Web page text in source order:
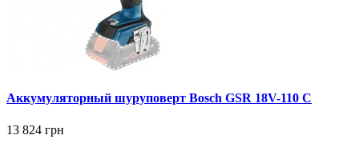
Аккумуляторный шуруповерт Bosch GSR 18V-110 C
13 824 грн